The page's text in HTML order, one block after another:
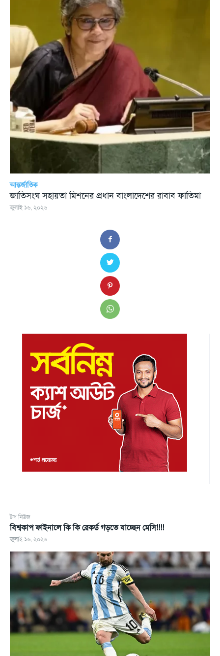
টপ নিউজ
বিশ্বকাপ ফাইনালে কি কি রেকর্ড গড়তে যাচ্ছেন মেসি!!!!
জুলাই ১৬, ২০২৬
আন্তর্জাতিক
জাতিসংঘ সহায়তা মিশনের প্রধান বাংলাদেশের রাবাব ফাতিমা
জুলাই ১৬, ২০২৬